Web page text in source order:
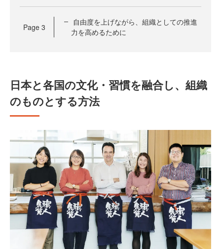
Page 3
自由度を上げながら、組織としての推進
力を高めるために
日本と各国の文化・習慣を融合し、組織
のものとする方法